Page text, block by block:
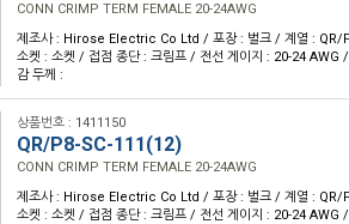
CONN CRIMP TERM FEMALE 20-24AWG
제조사 : Hirose Electric Co Ltd / 포장 : 벌크 / 계열 : QR/
소켓 : 소켓 / 접점 종단 : 크림프 / 전선 게이지 : 20-24 AWG
감 두께 :
상품번호 : 1411150
QR/P8-SC-111(12)
CONN CRIMP TERM FEMALE 20-24AWG
제조사 : Hirose Electric Co Ltd / 포장 : 벌크 / 계열 : QR/
소켓 : 소켓 / 접점 종단 : 크림프 / 전선 게이지 : 20-24 AWG